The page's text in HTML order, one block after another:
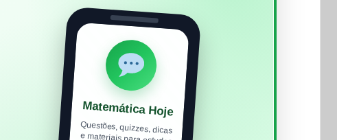
Matemática Hoje
Questões, quizzes, dicas
e materiais para estudar